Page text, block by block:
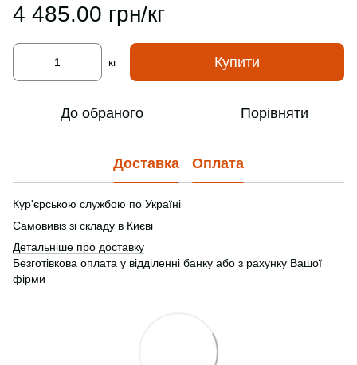
4 485.00 грн/кг
кг Купити
До обраного Порівняти
Доставка Оплата
Кур'єрською службою по Україні
Самовивіз зі складу в Києві
Детальніше про доставку
Безготівкова оплата у відділенні банку або з рахунку Вашої
фірми